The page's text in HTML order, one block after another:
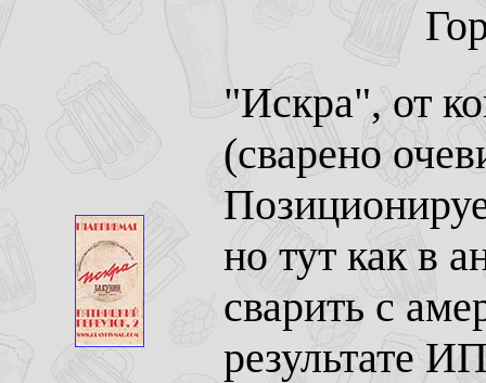
"Искра", от
(сварено
но тут как в
сварить с
результате